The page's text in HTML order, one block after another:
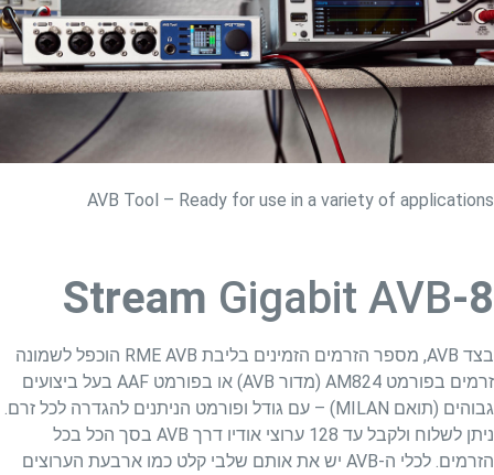
AVB Tool – Ready for use in a variety of applications
8-Stream
Gigabit AVB
בצד AVB, מספר הזרמים הזמינים בליבת RME AVB הוכפל לשמונה
זרמים בפורמט AM824 (מדור AVB) או בפורמט AAF בעל ביצועים
גבוהים (תואם MILAN) – עם גודל ופורמט הניתנים להגדרה לכל זרם.
ניתן לשלוח ולקבל עד 128 ערוצי אודיו דרך AVB בסך הכל בכל
הזרמים. לכלי ה-AVB יש את אותם שלבי קלט כמו ארבעת הערוצים